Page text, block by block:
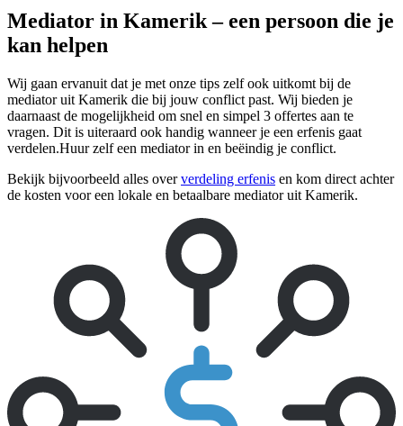
Mediator in Kamerik – een persoon die je
kan helpen
Wij gaan ervanuit dat je met onze tips zelf ook uitkomt bij de
mediator uit Kamerik die bij jouw conflict past. Wij bieden je
daarnaast de mogelijkheid om snel en simpel 3 offertes aan te
vragen. Dit is uiteraard ook handig wanneer je een erfenis gaat
verdelen.Huur zelf een mediator in en beëindig je conflict.
Bekijk bijvoorbeeld alles oververdeling erfenis en kom direct achter
de kosten voor een lokale en betaalbare mediator uit Kamerik.